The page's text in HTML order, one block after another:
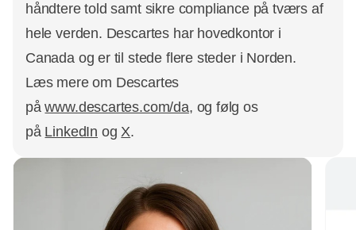
håndtere told samt sikre compliance på tværs af
hele verden. Descartes har hovedkontor i
Canada og er til stede flere steder i Norden.
Læs mere om Descartes
påwww.descartes.com/da, og følg os
på LinkedIn ogX.